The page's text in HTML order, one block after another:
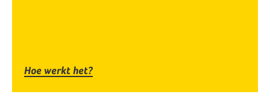
Hoe werkt het?